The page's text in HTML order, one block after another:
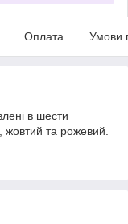
Оплата Умови
в шести
жовтий та рожевий.